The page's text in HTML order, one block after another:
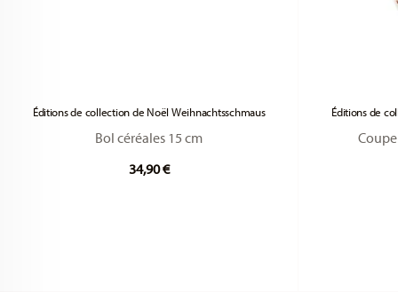
Éditions de collection de Noël Weihnachtsschmaus
Bol céréales 15 cm
34,90 €
Éditions de